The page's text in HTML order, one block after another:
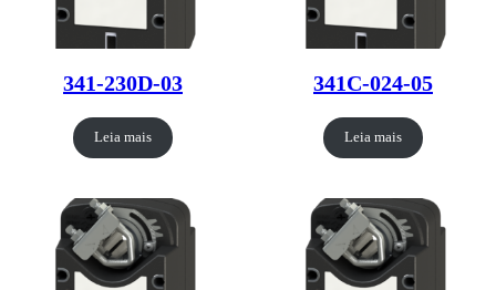
341-230D-03
Leia mais
341C-024-05
Leia mais